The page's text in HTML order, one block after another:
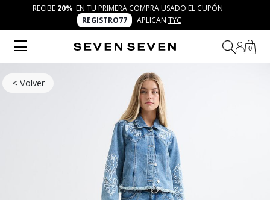
RECIBE 20% EN TU PRIMERA COMPRA USADO EL CUPÓN
REGISTRO77
APLICAN TYC
0
< Volver